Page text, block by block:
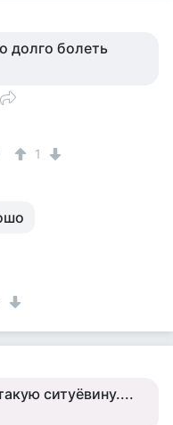
долго болеть
1
ситуёвину....